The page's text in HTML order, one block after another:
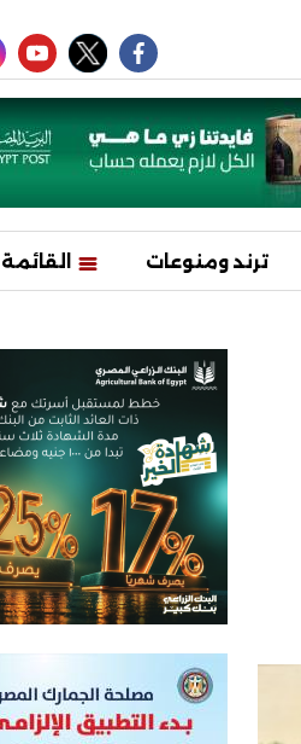
facebook
twitter
ترند ومنوعات القائمة